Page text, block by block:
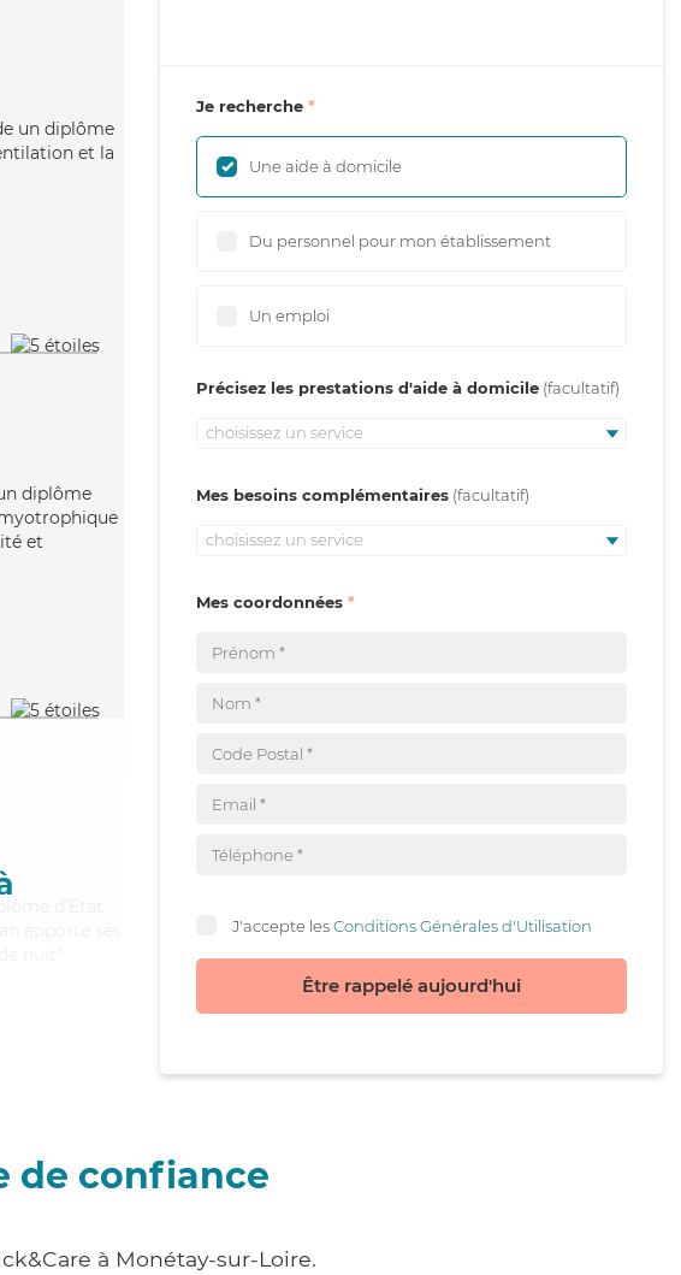
un diplôme
et la
diplôme
et
d'Etat
apporte ses
Je recherche
Une aide à domicile
Du personnel pour mon établissement
Un emploi
Précisez les prestations d'aide à domicile
choisissez un service
Mes besoins complémentaires
choisissez un service
Mes coordonnées
J'accepte lesConditions Générales d'Utilisation
Être rappelé aujourd'hui
de confiance
à Monétay-sur-Loire.